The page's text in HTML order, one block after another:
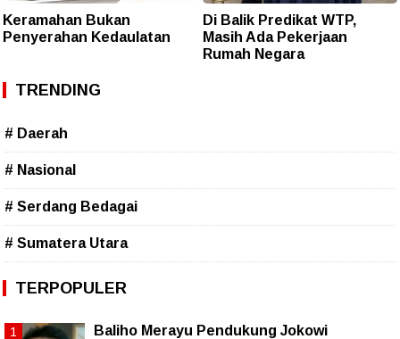
Keramahan Bukan
Penyerahan Kedaulatan
Di Balik Predikat WTP,
Masih Ada Pekerjaan
Rumah Negara
TRENDING
# Daerah
# Nasional
# Serdang Bedagai
# Sumatera Utara
TERPOPULER
Baliho Merayu Pendukung Jokowi